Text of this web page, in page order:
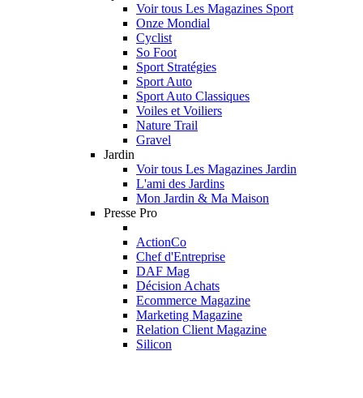
Voir tous Les Magazines Sport
Onze Mondial
Cyclist
So Foot
Sport Stratégies
Sport Auto
Sport Auto Classiques
Voiles et Voiliers
Nature Trail
Gravel
Jardin
Voir tous Les Magazines Jardin
L'ami des Jardins
Mon Jardin & Ma Maison
Presse Pro
ActionCo
Chef d'Entreprise
DAF Mag
Décision Achats
Ecommerce Magazine
Marketing Magazine
Relation Client Magazine
Silicon